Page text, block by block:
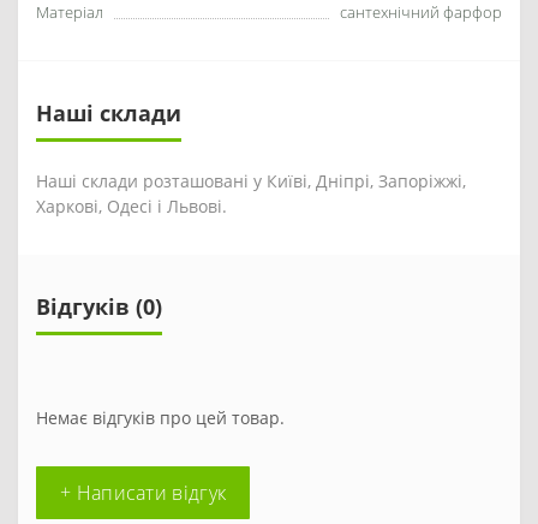
Матеріал
сантехнічний фарфор
Наші склади
Наші склади розташовані у Київі, Дніпрі, Запоріжжі,
Харкові, Одесі і Львові.
Відгуків (0)
Немає відгуків про цей товар.
+ Написати відгук